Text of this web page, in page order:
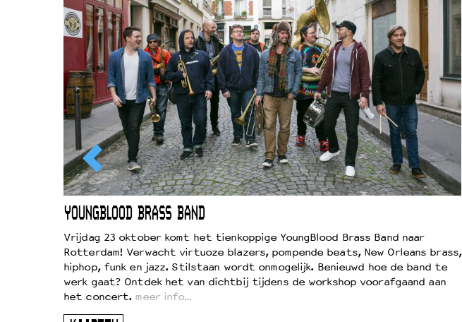
YOUNGBLOOD BRASS BAND
Vrijdag 23 oktober komt het tienkoppige YoungBlood Brass Band naar
Rotterdam! Verwacht virtuoze blazers, pompende beats, New Orleans brass,
hiphop, funk en jazz. Stilstaan wordt onmogelijk. Benieuwd hoe de band te
werk gaat? Ontdek het van dichtbij tijdens de workshop voorafgaand aan
het concert. meer info…